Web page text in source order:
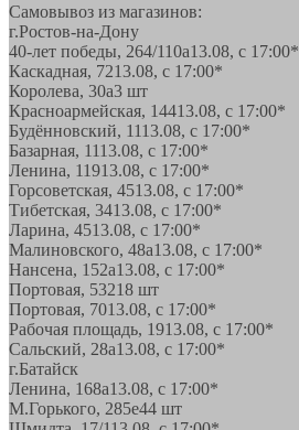
Самовывоз из магазинов:
г.Ростов-на-Дону
40-лет победы, 264/110а13.08, с 17:00*
Каскадная, 7213.08, с 17:00*
Королева, 30а3 шт
Красноармейская, 14413.08, с 17:00*
Будённовский, 1113.08, с 17:00*
Базарная, 1113.08, с 17:00*
Ленина, 11913.08, с 17:00*
Горсоветская, 4513.08, с 17:00*
Тибетская, 3413.08, с 17:00*
Ларина, 4513.08, с 17:00*
Малиновского, 48а13.08, с 17:00*
Нансена, 152а13.08, с 17:00*
Портовая, 53218 шт
Портовая, 7013.08, с 17:00*
Рабочая площадь, 1913.08, с 17:00*
Сальский, 28a13.08, с 17:00*
г.Батайск
Ленина, 168а13.08, с 17:00*
М.Горького, 285е44 шт